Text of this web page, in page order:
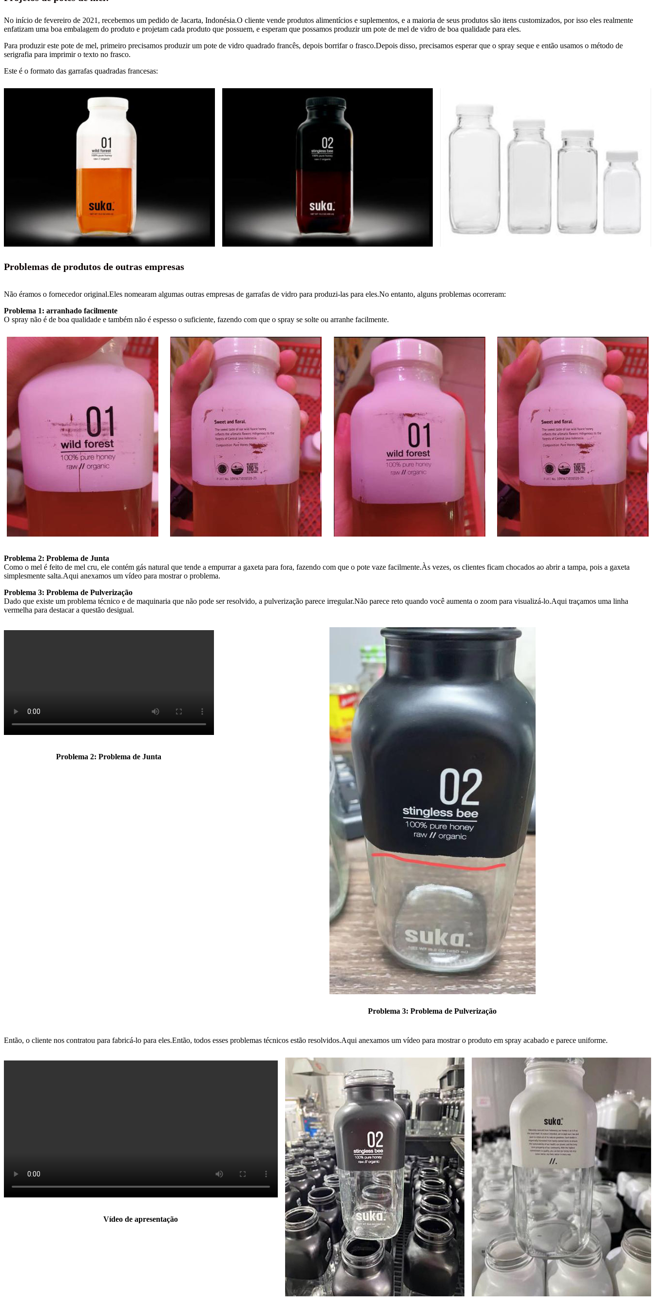
No início de fevereiro de 2021, recebemos um pedido de Jacarta, Indonésia.O cliente vende produtos alimentícios e suplementos, e a maioria de seus produtos são itens customizados, por isso eles realmente
enfatizam uma boa embalagem do produto e projetam cada produto que possuem, e esperam que possamos produzir um pote de mel de vidro de boa qualidade para eles.
Para produzir este pote de mel, primeiro precisamos produzir um pote de vidro quadrado francês, depois borrifar o frasco.Depois disso, precisamos esperar que o spray seque e então usamos o método de
serigrafia para imprimir o texto no frasco.
Este é o formato das garrafas quadradas francesas:
Problemas de produtos de outras empresas
Não éramos o fornecedor original.Eles nomearam algumas outras empresas de garrafas de vidro para produzi-las para eles.No entanto, alguns problemas ocorreram:
Problema 1: arranhado facilmente
O spray não é de boa qualidade e também não é espesso o suficiente, fazendo com que o spray se solte ou arranhe facilmente.
Problema 2: Problema de Junta
Como o mel é feito de mel cru, ele contém gás natural que tende a empurrar a gaxeta para fora, fazendo com que o pote vaze facilmente.Às vezes, os clientes ficam chocados ao abrir a tampa, pois a gaxeta
simplesmente salta.Aqui anexamos um vídeo para mostrar o problema.
Problema 3: Problema de Pulverização
Dado que existe um problema técnico e de maquinaria que não pode ser resolvido, a pulverização parece irregular.Não parece reto quando você aumenta o zoom para visualizá-lo.Aqui traçamos uma linha
vermelha para destacar a questão desigual.
Problema 2: Problema de Junta
Problema 3: Problema de Pulverização
Então, o cliente nos contratou para fabricá-lo para eles.Então, todos esses problemas técnicos estão resolvidos.Aqui anexamos um vídeo para mostrar o produto em spray acabado e parece uniforme.
Vídeo de apresentação